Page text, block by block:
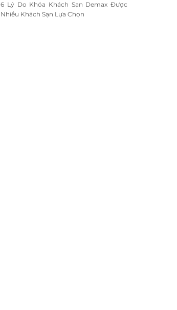
6 Lý Do Khóa Khách Sạn Demax Được
Nhiều Khách Sạn Lựa Chọn